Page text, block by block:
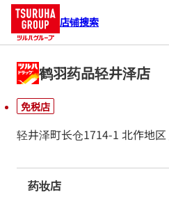
店铺搜索
鹤羽药品轻井泽店
免税店
轻井泽町长仓1714-1 北作地区
药妆店